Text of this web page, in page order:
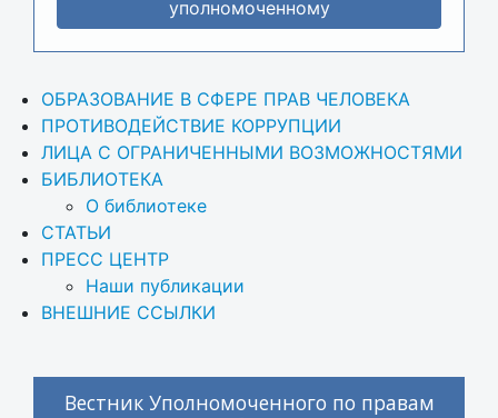
уполномоченному
ОБРАЗОВАНИЕ В СФЕРЕ ПРАВ ЧЕЛОВЕКА
ПРОТИВОДЕЙСТВИЕ КОРРУПЦИИ
ЛИЦА С ОГРАНИЧЕННЫМИ ВОЗМОЖНОСТЯМИ
БИБЛИОТЕКА
О библиотеке
СТАТЬИ
ПРЕСС ЦЕНТР
Наши публикации
ВНЕШНИЕ ССЫЛКИ
Вестник Уполномоченного по правам